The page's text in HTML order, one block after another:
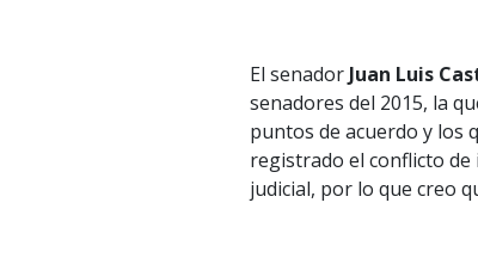
El senadorJuan Luis
senadores del 2015, la
puntos de acuerdo y los
registrado el conflicto
judicial, por lo que creo